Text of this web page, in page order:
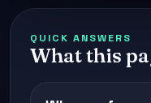
QUICK ANSWERS
What this